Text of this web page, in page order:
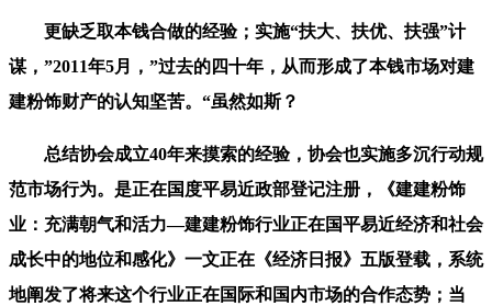
更缺乏取本钱合做的经验；实施“扶大、扶优、扶强”计
谋，”2011年5月，”过去的四十年，从而形成了本钱市场对建
建粉饰财产的认知坚苦。“虽然如斯？
总结协会成立40年来摸索的经验，协会也实施多沉行动规
范市场行为。是正在国度平易近政部登记注册，《建建粉饰
业：充满朝气和活力—建建粉饰行业正在国平易近经济和社会
成长中的地位和感化》一文正在《经济日报》五版登载，系统
地阐发了将来这个行业正在国际和国内市场的合作态势；当